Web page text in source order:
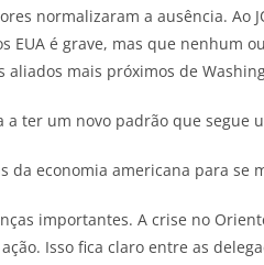
normalizaram a ausência. Ao
EUA é grave, mas que nenhum
aliados mais próximos de
ter um novo padrão que segue
da economia americana para se
importantes. A crise no
Isso fica claro entre as